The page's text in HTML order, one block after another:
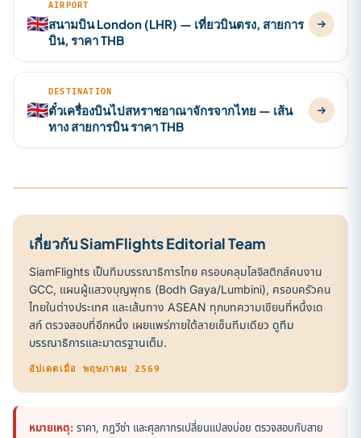
🇬🇧
AIRPORT
สนามบิน London (LHR) — เที่ยวบินตรง, สายการ
บิน, ราคา THB
🇬🇧
DESTINATION
ตั๋วเครื่องบินไปสหราชอาณาจักรจากไทย — เส้น
ทาง สายการบิน ราคา THB
เกี่ยวกับ SiamFlights Editorial Team
SiamFlights เป็นทีมบรรณาธิการไทย ครอบคลุมโลจิสติกส์คนงาน
GCC, แผนผู้แสวงบุญพุทธ (Bodh Gaya/Lumbini), ครอบครัวคน
ไทยในต่างประเทศ และเส้นทาง ASEAN ทุกบทความเขียนที่หนึ่งเด
สก์ ตรวจสอบที่อีกหนึ่ง เผยแพร่ภายใต้ลายเซ็นทีมเดียว ดูทีม
บรรณาธิการและมาตรฐานเต็ม.
อัปเดตเมื่อ พฤษภาคม 2569
หมายเหตุ: ราคา, กฎวีซ่า และศุลกากรเปลี่ยนแปลงบ่อย ตรวจสอบกับสาย